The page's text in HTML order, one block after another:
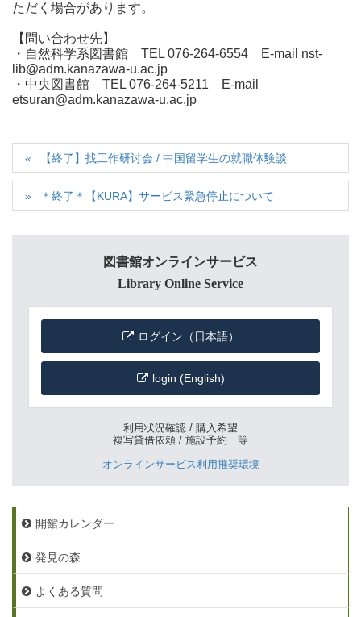
ただく場合があります。
【問い合わせ先】
・自然科学系図書館 TEL 076-264-6554 E-mail nst-
lib@adm.kanazawa-u.ac.jp
・中央図書館 TEL 076-264-5211 E-mail
etsuran@adm.kanazawa-u.ac.jp
【終了】找工作研讨会 / 中国留学生の就職体験談
＊終了＊【KURA】サービス緊急停止について
図書館オンラインサービス
Library Online Service
ログイン（日本語）
login (English)
利用状況確認 / 購入希望
複写貸借依頼 / 施設予約 等
オンラインサービス利用推奨環境
開館カレンダー
発見の森
よくある質問